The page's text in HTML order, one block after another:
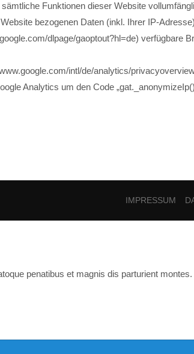
Funktionen dieser Website
bezogenen Daten (inkl. Ihrer IP-
dlpage/gaoptout?hl=de) verfügbare
intl/de/analytics/
Analytics um den Code
IMPRESSUM
penatibus et magnis dis parturient montes.